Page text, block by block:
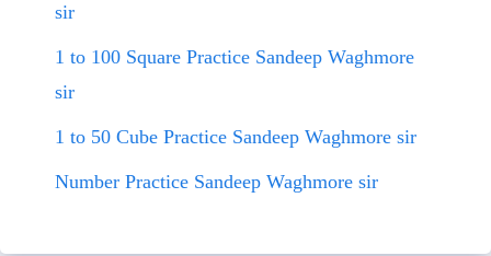
sir
1 to 100 Square Practice Sandeep Waghmore
sir
1 to 50 Cube Practice Sandeep Waghmore sir
Number Practice Sandeep Waghmore sir